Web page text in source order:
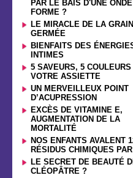
PAR LE BAIS D'UNE ONDE
FORME ?
LE MIRACLE DE LA
GERMÉE
BIENFAITS DES
INTIMES
5 SAVEURS, 5 COULEURS
VOTRE ASSIETTE
UN MERVEILLEUX POINT
D’ACUPRESSION
EXCÈS DE VITAMINE E,
AUGMENTATION DE LA
MORTALITÉ
NOS ENFANTS AVALENT
RÉSIDUS CHIMIQUES
LE SECRET DE BEAUTÉ
CLÉOPÂTRE ?